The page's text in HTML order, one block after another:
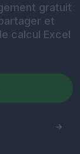
gratuit
et
calcul Excel